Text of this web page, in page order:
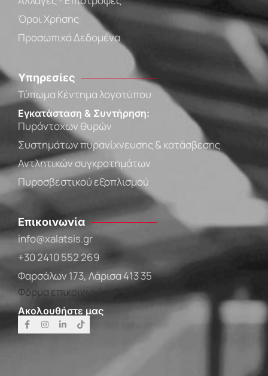
Όροι Χρήσης
Προσωπικά Δεδομένα
Υπηρεσίες
Τύπωμα Κέντημα λογοτύπου
Εγκατάσταση & Συντήρηση:
Πυράντοχων θυρών
Συστημάτων πυρανίχνευσης & κατάσβεσης
Αντλητικών συγκροτημάτων
Πυροσβεστικού εξοπλισμού
Επικοινωνία
info@xalatsis.gr
+30 2410 552 269
Φαρσάλων 173, Λάρισα 413 35
Φόρμα επικοινωνίας
Ακολουθήστε μας